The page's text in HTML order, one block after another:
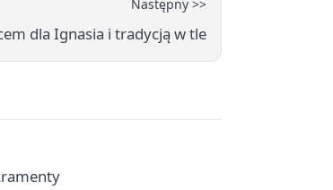
Następny >>
dla Ignasia i tradycją w tle